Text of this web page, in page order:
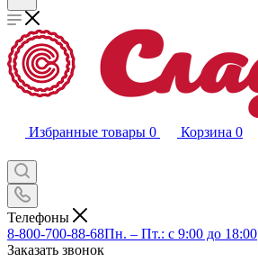
Избранные товары 0 Корзина 0
Телефоны
8-800-700-88-68Пн. – Пт.: с 9:00 до 18:00
Заказать звонок